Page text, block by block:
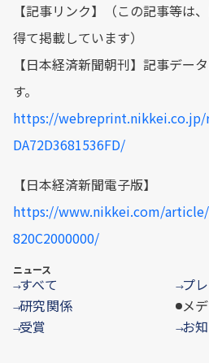
【記事リンク】（この記事等は
得て掲載しています）
【日本経済新聞朝刊】記事デー
す。
https://webreprint.nikkei.co.jp/r/
DA72D3681536FD/
【日本経済新聞電子版】
https://www.nikkei.com/article/
820C2000000/
ニュース
→すべて →プ
→研究関係 メ
→受賞 →お